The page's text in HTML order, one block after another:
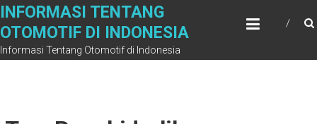
Skip
content
INFORMASI TENTANG
OTOMOTIF DI INDONESIA
Informasi Tentang Otomotif di Indonesia